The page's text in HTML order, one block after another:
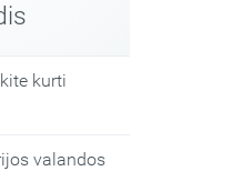
kurti
valandos